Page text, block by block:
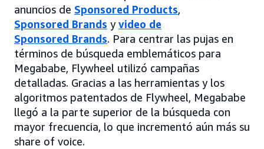
anuncios de Sponsored Products,
Sponsored Brands yvideo de
Sponsored Brands. Para centrar las pujas en
términos de búsqueda emblemáticos para
Megababe, Flywheel utilizó campañas
detalladas. Gracias a las herramientas y los
algoritmos patentados de Flywheel, Megababe
llegó a la parte superior de la búsqueda con
mayor frecuencia, lo que incrementó aún más su
share of voice.